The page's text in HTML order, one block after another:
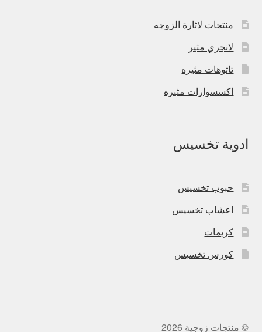
منتجات لاثارة الزوجه
لانجري مثير
تاتوهات مثيره
اكسسوارات مثيره
ادوية تخسيس
حبوب تخسيس
اعشاب تخسيس
كريمات
كورس تخسيس
© منتجات زوجية 2026